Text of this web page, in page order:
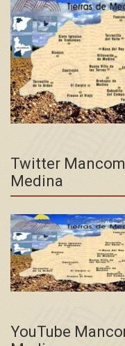
Twitter
Medina
YouTube